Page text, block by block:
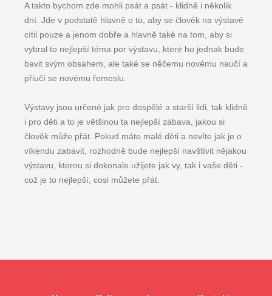
A takto bychom zde mohli psát a psát - klidně i několik
dní. Jde v podstatě hlavně o to, aby se člověk na výstavě
cítil pouze a jenom dobře a hlavně také na tom, aby si
vybral to nejlepší téma por výstavu, které ho jednak bude
bavit svým obsahem, ale také se něčemu novému naučí a
přiučí se novému řemeslu.
Výstavy jsou určené jak pro dospělé a starší lidi, tak klidně
i pro děti a to je většinou ta nejlepší zábava, jakou si
člověk může přát. Pokud máte malé děti a nevíte jak je o
víkendu zabavit, rozhodně bude nejlepší navštívit nějakou
výstavu, kterou si dokonale užijete jak vy, tak i vaše děti -
což je to nejlepší, cosi můžete přát.